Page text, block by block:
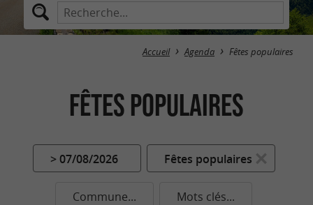
Accueil Agenda Fêtes populaires
Fêtes populaires
> 07/08/2026 Fêtes populaires
Commune... Mots clés...